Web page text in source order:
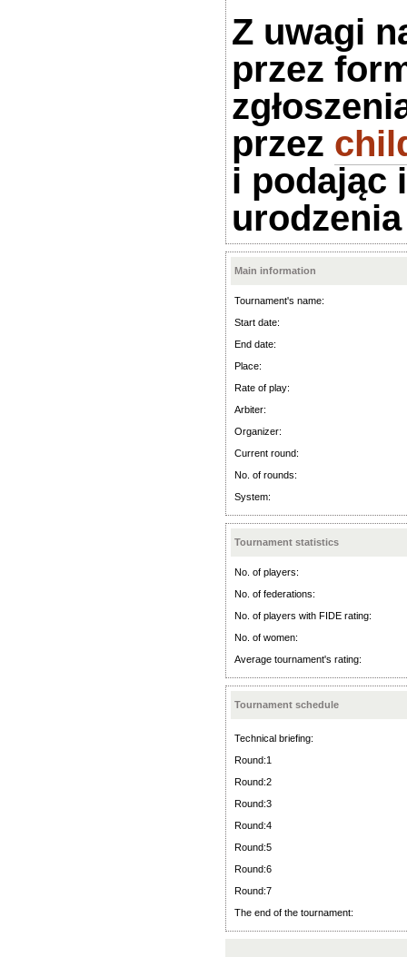
Z uwagi
przez
przez
i podając
Main information
Tournament's name:
Start date:
End date:
Place:
Rate of play:
Arbiter:
Organizer:
Current round:
No. of rounds:
System:
Tournament statistics
No. of players:
No. of federations:
No. of players with FIDE rating:
No. of women:
Average tournament's rating:
Tournament schedule
Technical briefing:
Round:1
Round:2
Round:3
Round:4
Round:5
Round:6
Round:7
The end of the tournament: